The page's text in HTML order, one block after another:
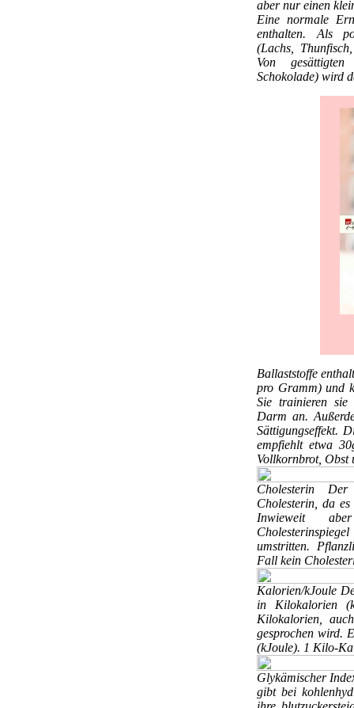
aber nur einen
Eine normale
enthalten. Als
(Lachs,
Von gesättigten
Schokolade) wird
Ballaststoffe
pro Gramm) und
Sie trainieren sie
Darm an.
Sättigungseffekt.
empfiehlt etwa
Vollkornbrot, Obst
Cholesterin Der
Cholesterin, da
Inwieweit
umstritten.
Fall kein
Kalorien/kJoule
in Kilokalorien
Kilokalorien,
gesprochen wird.
(kJoule). 1 Kilo-
Glykämischer
gibt bei